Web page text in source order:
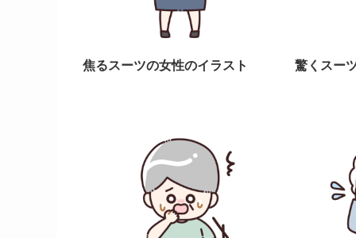
焦るスーツの女性のイラスト 驚くスー